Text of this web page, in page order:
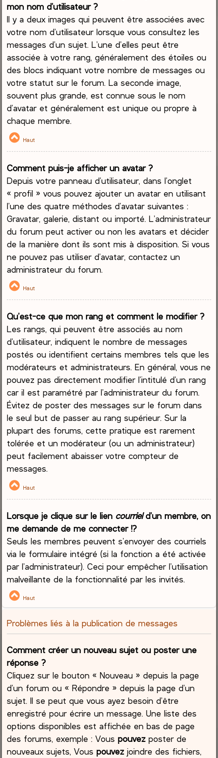
mon nom d’utilisateur ?
Il y a deux images qui peuvent être associées avec
votre nom d’utilisateur lorsque vous consultez les
messages d’un sujet. L’une d’elles peut être
associée à votre rang, généralement des étoiles ou
des blocs indiquant votre nombre de messages ou
votre statut sur le forum. La seconde image,
souvent plus grande, est connue sous le nom
d’avatar et généralement est unique ou propre à
chaque membre.
Haut
Comment puis-je afficher un avatar ?
Depuis votre panneau d’utilisateur, dans l’onglet
« profil » vous pouvez ajouter un avatar en utilisant
l’une des quatre méthodes d’avatar suivantes :
Gravatar, galerie, distant ou importé. L’administrateur
du forum peut activer ou non les avatars et décider
de la manière dont ils sont mis à disposition. Si vous
ne pouvez pas utiliser d’avatar, contactez un
administrateur du forum.
Haut
Qu’est-ce que mon rang et comment le modifier ?
Les rangs, qui peuvent être associés au nom
d’utilisateur, indiquent le nombre de messages
postés ou identifient certains membres tels que les
modérateurs et administrateurs. En général, vous ne
pouvez pas directement modifier l’intitulé d’un rang
car il est paramétré par l’administrateur du forum.
Évitez de poster des messages sur le forum dans
le seul but de passer au rang supérieur. Sur la
plupart des forums, cette pratique est rarement
tolérée et un modérateur (ou un administrateur)
peut facilement abaisser votre compteur de
messages.
Haut
Lorsque je clique sur le lien courrield’un membre, on
me demande de me connecter !?
Seuls les membres peuvent s’envoyer des courriels
via le formulaire intégré (si la fonction a été activée
par l’administrateur). Ceci pour empêcher l’utilisation
malveillante de la fonctionnalité par les invités.
Haut
Problèmes liés à la publication de messages
Comment créer un nouveau sujet ou poster une
réponse ?
Cliquez sur le bouton « Nouveau » depuis la page
d’un forum ou « Répondre » depuis la page d’un
sujet. Il se peut que vous ayez besoin d’être
enregistré pour écrire un message. Une liste des
options disponibles est affichée en bas de page
des forums, exemple : Vouspouvez poster de
nouveaux sujets, Vouspouvez joindre des fichiers,